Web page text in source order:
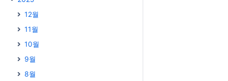
12월
11월
10월
9월
8월